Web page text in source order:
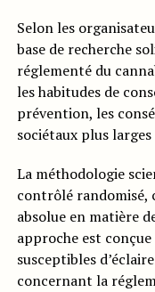
Selon les
base de recherche
réglementé du
les habitudes de
prévention, les
sociétaux plus larges
La méthodologie
contrôlé randomisé,
absolue en matière
approche est
susceptibles
concernant la